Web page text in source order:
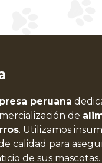
peruana
de
. Utilizamos
calidad para
de sus mascotas.